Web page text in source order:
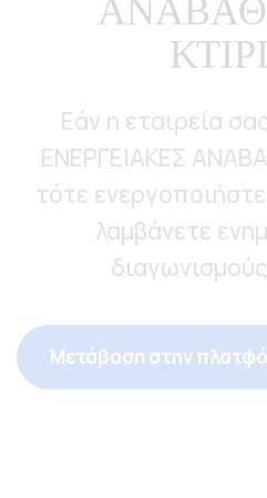
Εάν η εταιρεία
ΕΝΕΡΓΕΙΑΚΕΣ
τότε
λαμβάνετε
Μετάβαση στην